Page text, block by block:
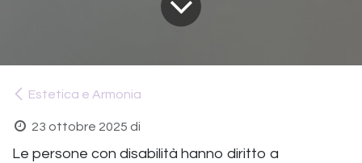
Estetica e Armonia
23 ottobre 2025 di
Le persone con disabilità hanno diritto a